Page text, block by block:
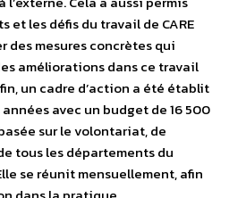
et les défis du travail de CARE
des mesures concrètes qui
améliorations dans ce travail
un cadre d’action a été établit
avec un budget de 16 500
sur le volontariat, de
tous les départements du
se réunit mensuellement, afin